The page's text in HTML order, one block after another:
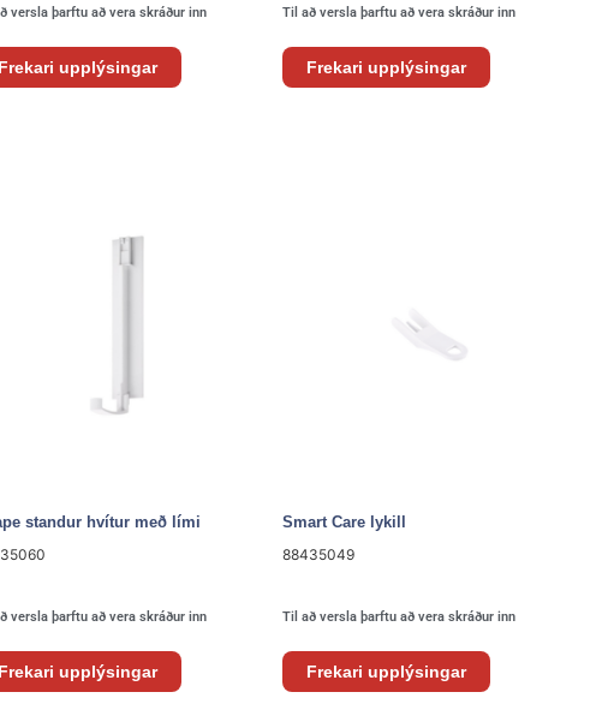
versla þarftu að vera skráður inn
Frekari upplýsingar
Til að versla þarftu að vera skráður inn
Frekari upplýsingar
standur hvítur með lími
versla þarftu að vera skráður inn
Frekari upplýsingar
Smart Care lykill
88435049
Til að versla þarftu að vera skráður inn
Frekari upplýsingar